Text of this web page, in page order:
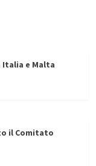
Italia e Malta
il Comitato